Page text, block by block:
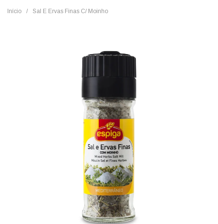
Início / Sal E Ervas Finas C/ Moinho